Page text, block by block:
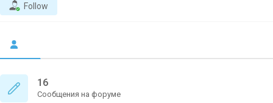
Follow
16
Сообщения на форуме